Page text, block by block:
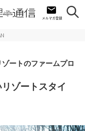
ートのファームプロ
ゾートスタイ